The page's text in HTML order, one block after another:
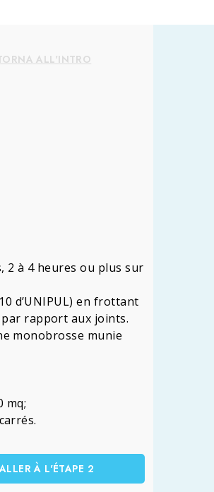
ALL'INTRO
2 à 4 heures ou plus sur
d’UNIPUL) en frottant
rapport aux joints.
monobrosse munie
mq;
À L'ÉTAPE 2